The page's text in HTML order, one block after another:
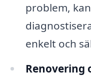
problem,
enkelt och
Renovering